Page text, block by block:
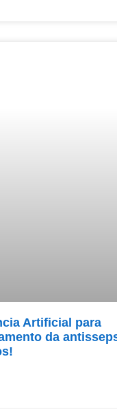
Artificial para
da